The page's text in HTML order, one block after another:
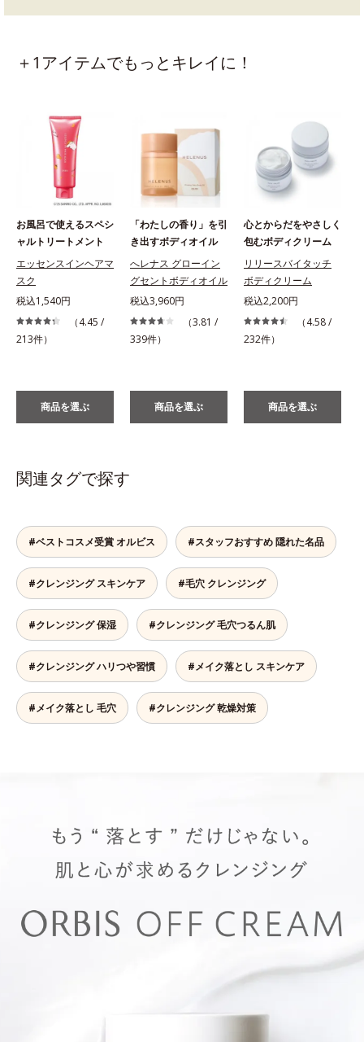
＋1アイテムでもっとキレイに！
お風呂で使えるスペシ
ャルトリートメント
エッセンスインヘアマ
スク
税込1,540円
（4.45 /
213件）
商品を選ぶ
「わたしの香り」を引
き出すボディオイル
へレナス グローイン
グセントボディオイル
税込3,960円
（3.81 /
339件）
商品を選ぶ
心とからだをやさしく
包むボディクリーム
リリースバイタッチ
ボディクリーム
税込2,200円
（4.58 /
232件）
商品を選ぶ
関連タグで探す
#ベストコスメ受賞 オルビス #スタッフおすすめ 隠れた名品
#クレンジング スキンケア #毛穴 クレンジング
#クレンジング 保湿 #クレンジング 毛穴つるん肌
#クレンジング ハリつや習慣 #メイク落とし スキンケア
#メイク落とし 毛穴 #クレンジング 乾燥対策